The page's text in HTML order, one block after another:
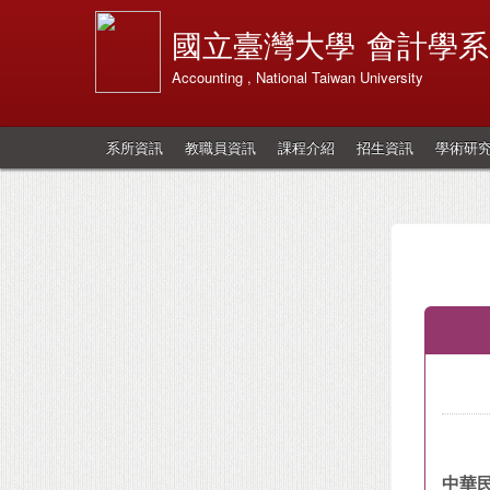
國立臺灣大學 會計學
Accounting , National Taiwan University
系所資訊 教職員資訊 課程介紹 招生資訊 學術研
中華